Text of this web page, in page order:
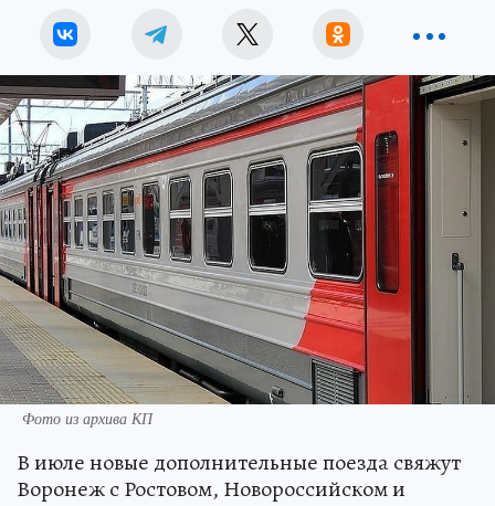
Фото из архива КП
В июле новые дополнительные поезда свяжут
Воронеж с Ростовом, Новороссийском и